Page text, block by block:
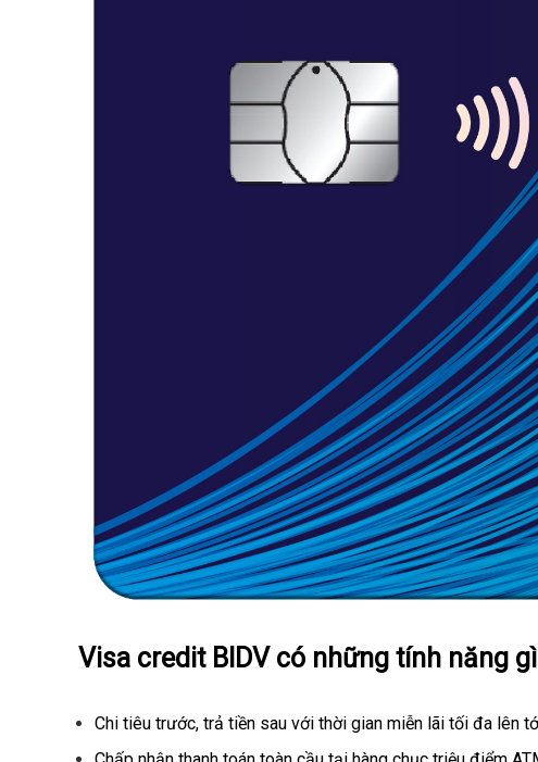
Visa credit BIDV có những tính năng
Chi tiêu trước, trả tiền sau với thời gian miễn lãi tối đa lên